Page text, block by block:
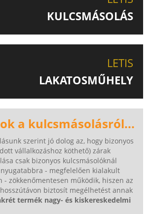
KULCSMÁSOLÁS
LETIS
LAKATOSMŰHELY
a kulcsmásolásról...
szerint jó dolog az, hogy bizonyos
vállalkozáshoz köthető) zárak
csak bizonyos kulcsmásolóknál
- megfelelően kialakult
zökkenőmentesen működik, hiszen az
biztosít megélhetést annak
termék nagy- és kiskereskedelmi